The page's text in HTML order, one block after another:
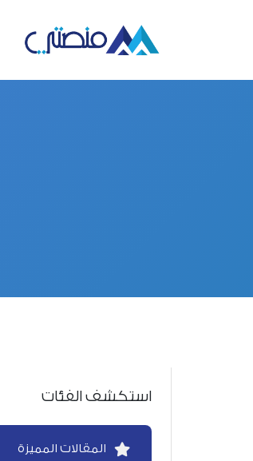
استكشف الفئات
المقالات المميزة